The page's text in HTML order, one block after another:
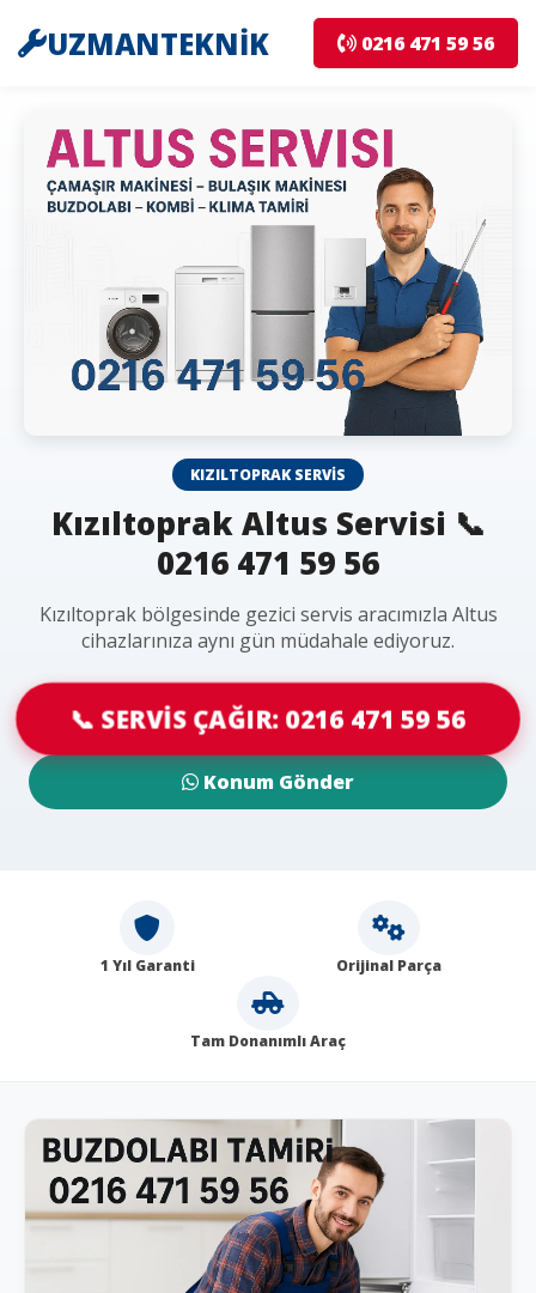
UZMANTEKNİK 0216 471 59 56
KIZILTOPRAK SERVIS
Kızıltoprak Altus Servisi 📞
0216 471 59 56
Kızıltoprak bölgesinde gezici servis aracımızla Altus
cihazlarınıza aynı gün müdahale ediyoruz.
📞 SERVİS ÇAĞIR: 0216 471 59 56
Konum Gönder
1 Yıl Garanti Orijinal Parça
Tam Donanımlı Araç